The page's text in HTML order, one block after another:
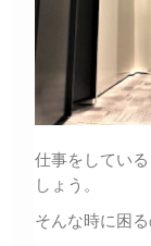
仕事をしてい
しょう。
そんな時に困